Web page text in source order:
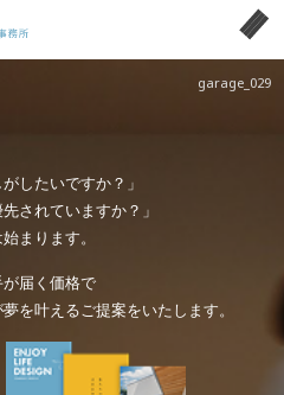
garage_029
したいですか？」
されていますか？」
まります。
届く価格で
を叶えるご提案をいたします。